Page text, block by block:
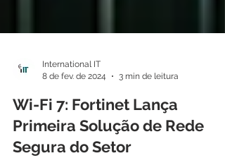
8 de fev. de 2024
3 min de leitura
Wi-Fi 7: Fortinet Lança
Primeira Solução de Rede